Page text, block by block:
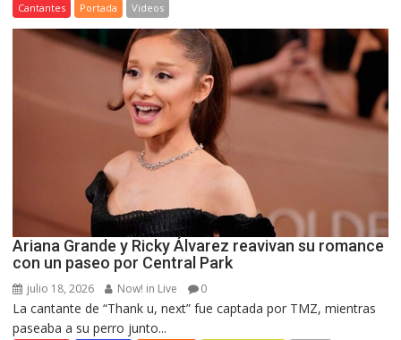
Cantantes Portada Videos
Ariana Grande y Ricky Álvarez reavivan su romance
con un paseo por Central Park
julio 18, 2026 Now! in Live 0
La cantante de “Thank u, next” fue captada por TMZ, mientras
paseaba a su perro junto...